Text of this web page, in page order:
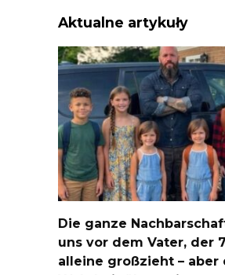
Aktualne artykuły
Die ganze
uns vor dem Vater, der
alleine großzieht – aber